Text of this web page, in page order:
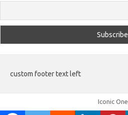
custom footer text left
Iconic One